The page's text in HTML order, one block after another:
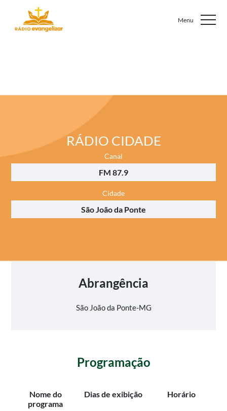
RÁDIO CIDADE
Canal
FM 87.9
Cidade
São João da Ponte
Abrangência
São João da Ponte-MG
Programação
Nome do
programa
Dias de exibição Horário